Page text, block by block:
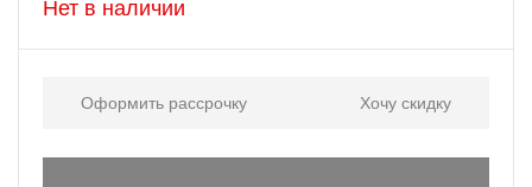
Нет в наличии
Оформить рассрочку Хочу скидку